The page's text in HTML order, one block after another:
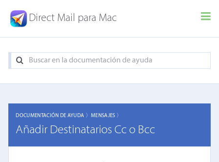
Direct Mail para Mac
DOCUMENTACIÓN DE AYUDA 〉MENSAJES 〉
Añadir Destinatarios Cc o Bcc